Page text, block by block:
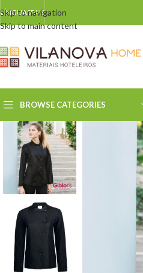
Skip to navigation
Skip to main content
LÍNGUASPAIS
BROWSE CATEGORIES